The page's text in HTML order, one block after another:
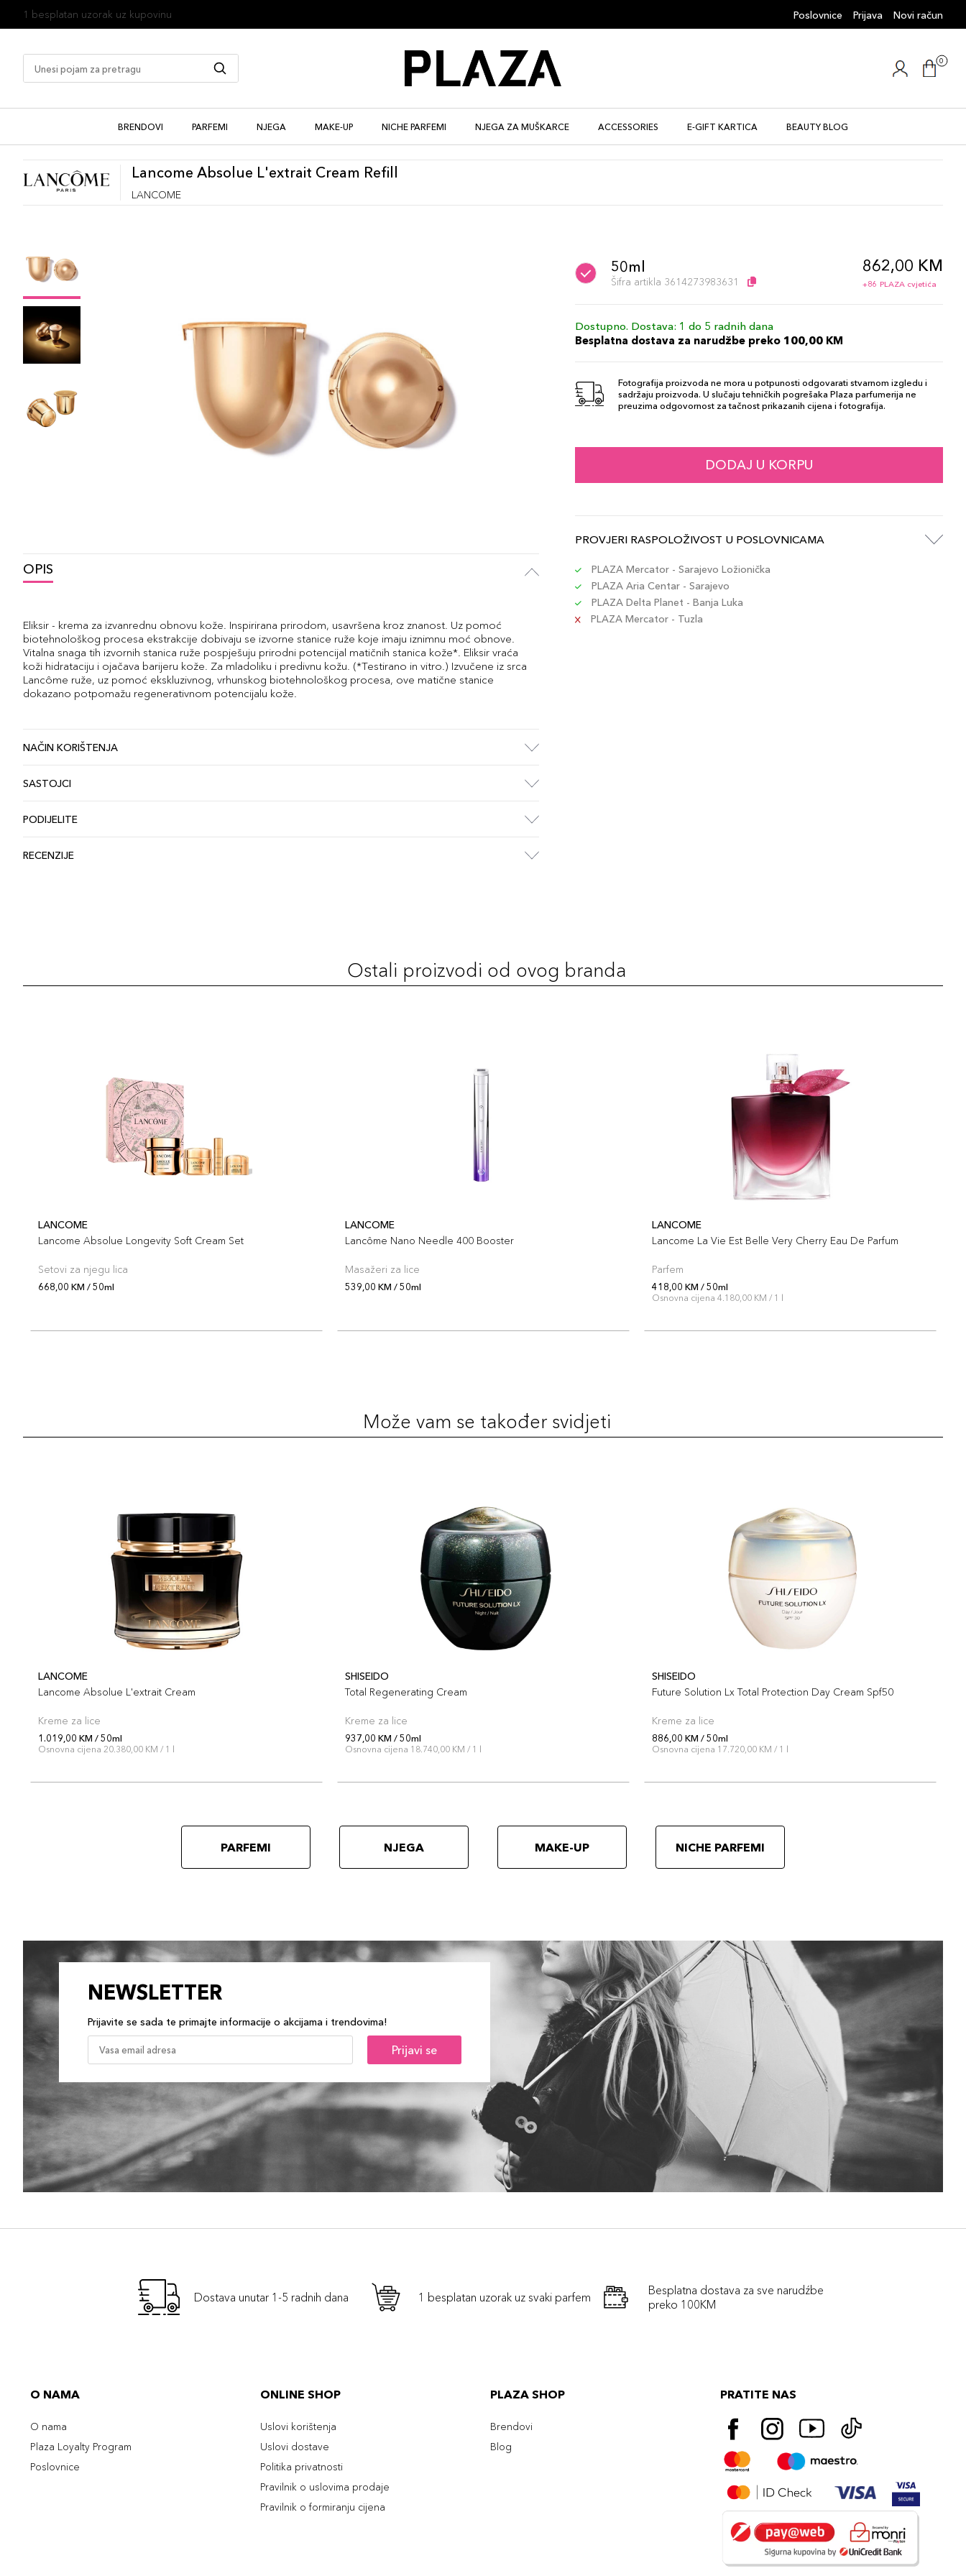
1 besplatan uzorak uz kupovinu Poslovnice Prijava Novi račun
0
BRENDOVI PARFEMI NJEGA MAKE-UP NICHE PARFEMI NJEGA ZA MUŠKARCE ACCESSORIES E-GIFT KARTICA BEAUTY BLOG
Lancome Absolue L'extrait Cream Refill
LANCOME
OPIS
Eliksir - krema za izvanrednu obnovu kože. Inspirirana prirodom, usavršena kroz znanost. Uz pomoć
biotehnološkog procesa ekstrakcije dobivaju se izvorne stanice ruže koje imaju iznimnu moć obnove.
Vitalna snaga tih izvornih stanica ruže pospješuju prirodni potencijal matičnih stanica kože*. Eliksir vraća
koži hidrataciju i ojačava barijeru kože. Za mladoliku i predivnu kožu. (*Testirano in vitro.) Izvučene iz srca
Lancôme ruže, uz pomoć ekskluzivnog, vrhunskog biotehnološkog procesa, ove matične stanice
dokazano potpomažu regenerativnom potencijalu kože.
NAČIN KORIŠTENJA
SASTOJCI
PODIJELITE
RECENZIJE
50ml
Šifra artikla 3614273983631
862,00 KM
+86 PLAZA cvjetića
Dostupno. Dostava: 1 do 5 radnih dana
Besplatna dostava za narudžbe preko 100,00 KM
Fotografija proizvoda ne mora u potpunosti odgovarati stvarnom izgledu i
sadržaju proizvoda. U slučaju tehničkih pogrešaka Plaza parfumerija ne
preuzima odgovornost za tačnost prikazanih cijena i fotografija.
DODAJ U KORPU
PROVJERI RASPOLOŽIVOST U POSLOVNICAMA
PLAZA Mercator - Sarajevo Ložionička
PLAZA Aria Centar - Sarajevo
PLAZA Delta Planet - Banja Luka
PLAZA Mercator - Tuzla
Ostali proizvodi od ovog branda
LANCOME
Lancome Absolue Longevity Soft Cream Set
Setovi za njegu lica
668,00 KM / 50ml
LANCOME
Lancôme Nano Needle 400 Booster
Masažeri za lice
539,00 KM / 50ml
LANCOME
Lancome La Vie Est Belle Very Cherry Eau De Parfum
Parfem
418,00 KM / 50ml
Osnovna cijena 4.180,00 KM / 1 l
Može vam se također svidjeti
LANCOME
Lancome Absolue L'extrait Cream
Kreme za lice
1.019,00 KM / 50ml
Osnovna cijena 20.380,00 KM / 1 l
SHISEIDO
Total Regenerating Cream
Kreme za lice
937,00 KM / 50ml
Osnovna cijena 18.740,00 KM / 1 l
SHISEIDO
Future Solution Lx Total Protection Day Cream Spf50
Kreme za lice
886,00 KM / 50ml
Osnovna cijena 17.720,00 KM / 1 l
PARFEMI NJEGA MAKE-UP NICHE PARFEMI
NEWSLETTER
Prijavite se sada te primajte informacije o akcijama i trendovima!
Prijavi se
Dostava unutar 1-5 radnih dana 1 besplatan uzorak uz svaki parfem
Besplatna dostava za sve narudźbe
preko 100KM
O NAMA
O nama
Plaza Loyalty Program
Poslovnice
ONLINE SHOP
Uslovi korištenja
Uslovi dostave
Politika privatnosti
Pravilnik o uslovima prodaje
Pravilnik o formiranju cijena
PLAZA SHOP
Brendovi
Blog
PRATITE NAS